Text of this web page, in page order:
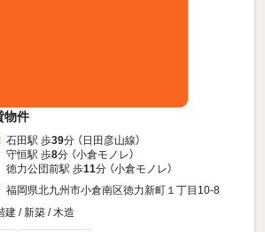
物件
石田駅 歩39分 （日田彦山線）
守恒駅 歩8分 （小倉モノレ）
徳力公団前駅 歩11分 （小倉モノレ）
福岡県北九州市小倉南区徳力新町１丁目10-8
建 / 新築 / 木造